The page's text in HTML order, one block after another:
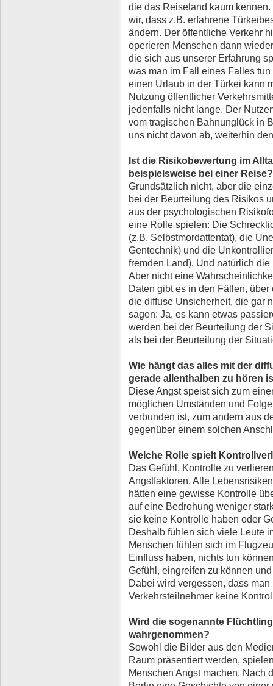
die das Reiseland kaum
wir, dass z.B. erfahrene
ändern. Der öffentliche Verkehr
operieren Menschen dann
die sich aus unserer Erfahrung
was man im Fall eines Falles
einen Urlaub in der Türkei kann
Nutzung öffentlicher
jedenfalls nicht lange. Der
vom tragischen Bahnunglück in
uns nicht davon ab, weiterhin
Ist die Risikobewertung im
beispielsweise bei einer Reise?
Grundsätzlich nicht, aber die
bei der Beurteilung des Risikos
aus der psychologischen
eine Rolle spielen: Die
(z.B. Selbstmordattentat), die
Gentechnik) und die
fremden Land). Und natürlich
Aber nicht eine
Daten gibt es in den Fällen,
die diffuse Unsicherheit, die gar
sagen: Ja, es kann etwas
werden bei der Beurteilung der
als bei der Beurteilung der
Wie hängt das alles mit der
gerade allenthalben zu hören
Diese Angst speist sich zum
möglichen Umständen und
verbunden ist, zum andern aus
gegenüber einem solchen
Welche Rolle spielt
Das Gefühl, Kontrolle zu
Angstfaktoren. Alle
hätten eine gewisse Kontrolle
auf eine Bedrohung weniger
sie keine Kontrolle haben oder
Deshalb fühlen sich viele Leute
Menschen fühlen sich im
Einfluss haben, nichts tun
Gefühl, eingreifen zu können
Dabei wird vergessen, dass
Verkehrsteilnehmer keine
Wird die sogenannte
wahrgenommen?
Sowohl die Bilder aus den
Raum präsentiert werden,
Menschen Angst machen. Nach